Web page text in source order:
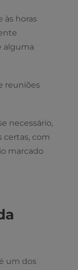
às horas
alguma
reuniões
necessário,
certas, com
marcado
um dos